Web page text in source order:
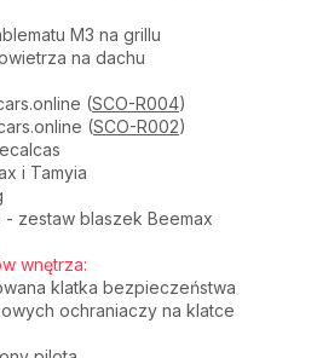
M3 na grillu
na dachu
(SCO-R004)
(SCO-R002)
i Tamyia
zestaw blaszek Beemax
wnętrza:
klatka bezpieczeństwa
ochraniaczy na klatce